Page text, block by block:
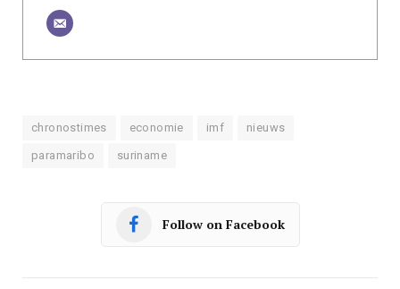
chronostimes economie imf nieuws
paramaribo suriname
Follow on Facebook